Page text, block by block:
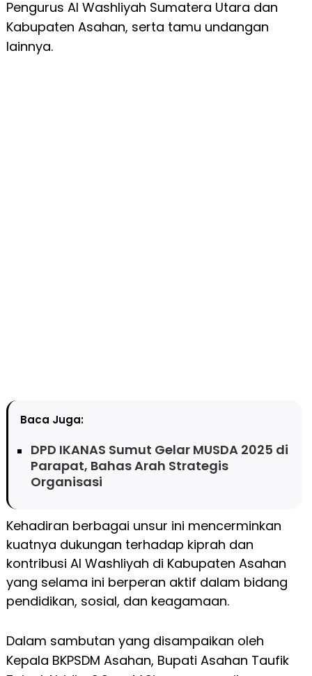
Pengurus Al Washliyah Sumatera Utara dan
Kabupaten Asahan, serta tamu undangan
lainnya.
Baca Juga:
DPD IKANAS Sumut Gelar MUSDA 2025 di
Parapat, Bahas Arah Strategis
Organisasi
Kehadiran berbagai unsur ini mencerminkan
kuatnya dukungan terhadap kiprah dan
kontribusi Al Washliyah di Kabupaten Asahan
yang selama ini berperan aktif dalam bidang
pendidikan, sosial, dan keagamaan.
Dalam sambutan yang disampaikan oleh
Kepala BKPSDM Asahan, Bupati Asahan Taufik